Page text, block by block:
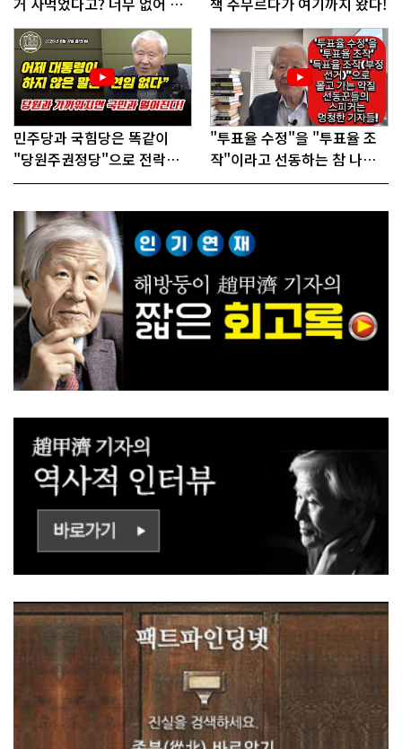
인다"
민주당과 국힘당은 똑같이
"당원주권정당"으로 전락했
다!
"투표율 수정"을 "투표율 조
작"이라고 선동하는 참 나쁜
사람들!